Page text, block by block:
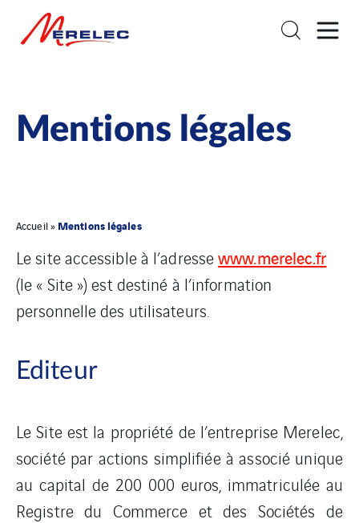
Mentions légales
Accueil» Mentions légales
Le site accessible à l’adressewww.merelec.fr
(le « Site ») est destiné à l’information
personnelle des utilisateurs.
Editeur
Le Site est la propriété de l’entreprise Merelec,
société par actions simplifiée à associé unique
au capital de 200 000 euros, immatriculée au
Registre du Commerce et des Sociétés de